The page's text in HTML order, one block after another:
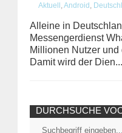
Aktuell Android
Alleine in
Messengerdienst
Millionen Nutzer
Damit wird der Dien...
DURCHSUCHE